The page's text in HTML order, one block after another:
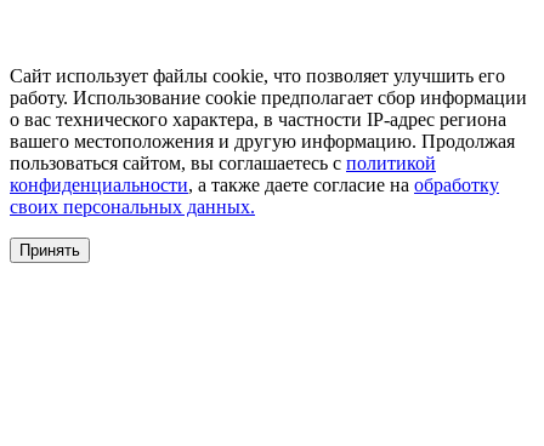
Сайт использует файлы cookie, что позволяет улучшить его
работу. Использование cookie предполагает сбор информации
о вас технического характера, в частности IP-адрес региона
вашего местоположения и другую информацию. Продолжая
пользоваться сайтом, вы соглашаетесь с политикой
конфиденциальности, а также даете согласие на обработку
своих персональных данных.
Принять